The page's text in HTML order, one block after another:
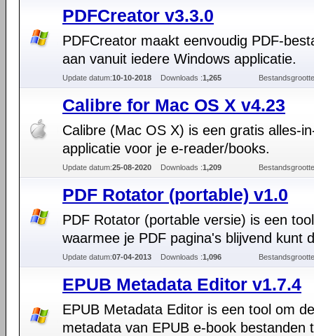
PDFCreator v3.3.0
PDFCreator maakt eenvoudig PDF-
aan vanuit iedere Windows applicatie.
Update datum:10-10-2018 Downloads :1,265
Calibre for Mac OS X v4.23
Calibre (Mac OS X) is een gratis alles-
applicatie voor je e-reader/books.
Update datum:25-08-2020 Downloads :1,209
PDF Rotator (portable) v1.0
PDF Rotator (portable versie) is een tool
waarmee je PDF pagina's blijvend kunt
Update datum:07-04-2013 Downloads :1,096
EPUB Metadata Editor v1.7.4
EPUB Metadata Editor is een tool om de
metadata van EPUB e-book bestanden